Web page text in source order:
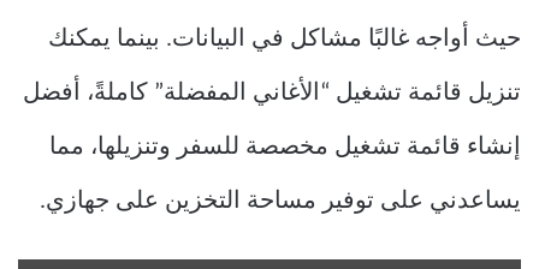
حيث أواجه غالبًا مشاكل في البيانات. بينما يمكنك
تنزيل قائمة تشغيل “الأغاني المفضلة” كاملةً، أفضل
إنشاء قائمة تشغيل مخصصة للسفر وتنزيلها، مما
يساعدني على توفير مساحة التخزين على جهازي.